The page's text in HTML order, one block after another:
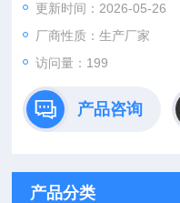
更新时间：2026-05-26
厂商性质：生产厂家
访问量：199
产品咨询
产品分类